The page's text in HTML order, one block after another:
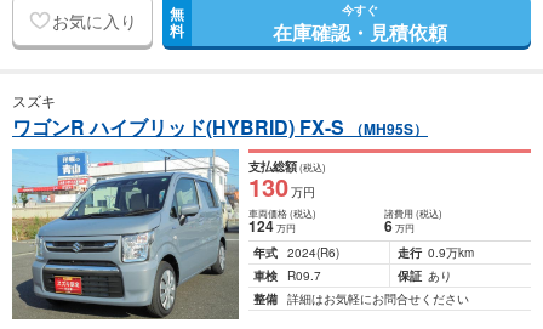
お気に入り 無
料
今すぐ
在庫確認・見積依頼
スズキ
ワゴンR ハイブリッド(HYBRID) FX-S （MH95S）
支払総額(税込)
130万円
車両価格(税込)
124万円
諸費用 (税込)
6 万円
年式 2024(R6) 走行 0.9万km
車検
R09.7 保証 あり
整備 詳細はお気軽にお問合せください